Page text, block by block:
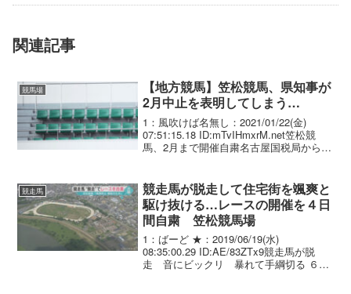
関連記事
競馬場
【地方競馬】笠松競馬、県知事が
2月中止を表明してしまう…
1：風吹けば名無し：2021/01/22(金)
07:51:15.18 ID:mTvIHmxrM.net笠松競
馬、2月まで開催自粛名古屋国税局から笠
催を自粛すること...
競走馬
競走馬が脱走して住宅街を颯爽と
駆け抜ける…レースの開催を４日
間自粛 笠松競馬場
1：ばーど ★：2019/06/19(水)
08:35:00.29 ID:AE/83ZTx9競走馬が脱
走 音にビックリ 暴れて手綱切る ６月